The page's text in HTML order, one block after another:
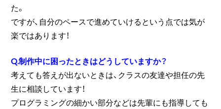
た。
ですが、自分のペースで進めていけるという点では気が
楽ではあります！
Q.制作中に困ったときはどうしていますか？
考えても答えが出ないときは、クラスの友達や担任の先
生に相談しています！
プログラミングの細かい部分などは先輩にも指導しても